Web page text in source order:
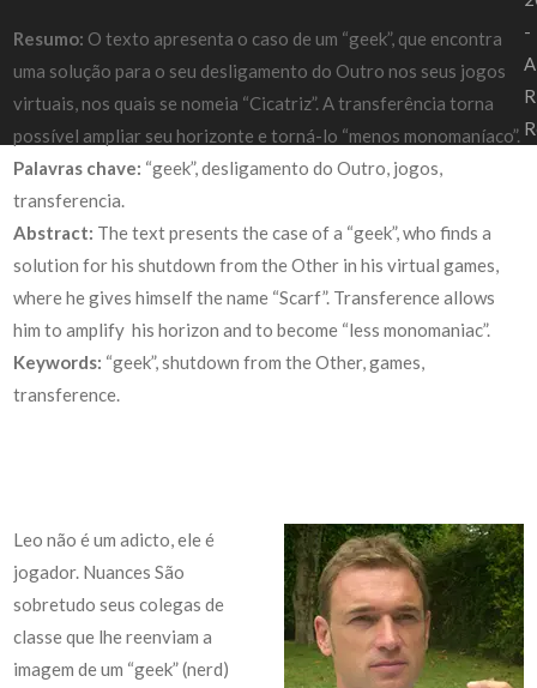
Resumo: O texto apresenta o caso de um “geek”, que encontra
uma solução para o seu desligamento do Outro nos seus jogos
virtuais, nos quais se nomeia “Cicatriz”. A transferência torna
possível ampliar seu horizonte e torná-lo “menos monomaníaco”.
Palavras chave: “geek”, desligamento do Outro, jogos,
transferencia.
Abstract: The text presents the case of a “geek”, who finds a
solution for his shutdown from the Other in his virtual games,
where he gives himself the name “Scarf”. Transference allows
him to amplify his horizon and to become “less monomaniac”.
Keywords: “geek”, shutdown from the Other, games,
transference.
Leo não é um adicto, ele é
jogador. Nuances São
sobretudo seus colegas de
classe que lhe reenviam a
imagem de um “geek” (nerd)
-